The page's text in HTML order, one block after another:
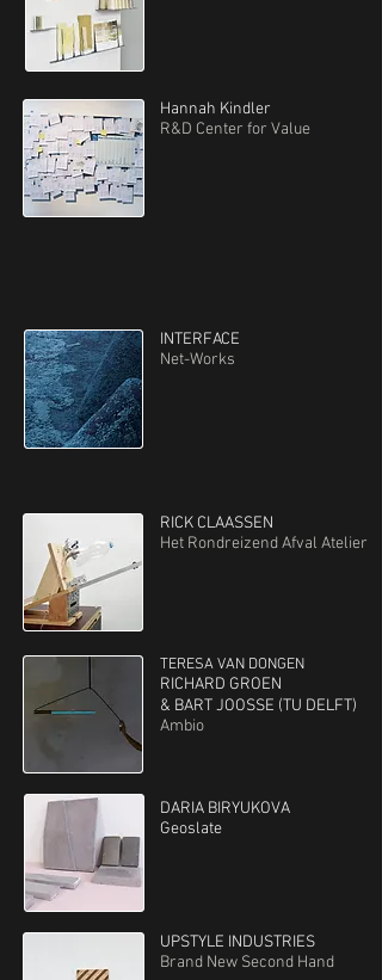
Hannah Kindler
R&D Center for Value
INTERFACE
Net-Works
RICK CLAASSEN
Het Rondreizend Afval Atelier
RICHARD GROEN
& BART JOOSSE (TU DELFT)
TERESA VAN DONGEN
Ambio
DARIA BIRYUKOVA
Geoslate
UPSTYLE INDUSTRIES
Brand New Second Hand